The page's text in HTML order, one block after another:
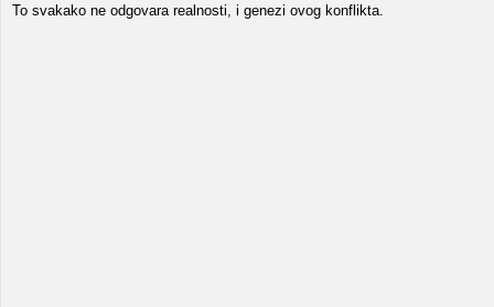
To svakako ne odgovara realnosti, i genezi ovog konflikta.